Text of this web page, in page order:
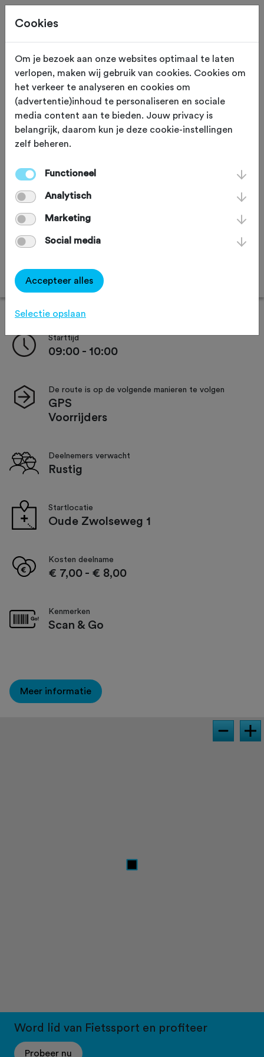
ZONDAG 20 SEP Hoge Hexel (Overijssel)
De boktocht
Afstand: 45 km
Online inschrijven
Starttijd
09:00 - 10:00
De route is op de volgende manieren te volgen
GPS
Voorrijders
Deelnemers verwacht
Rustig
Startlocatie
Oude Zwolseweg 1
Kosten deelname
€ 7,00 - € 8,00
Kenmerken
Scan & Go
Meer informatie
Word lid van Fietssport en profiteer
Probeer nu
Cookies
Om je bezoek aan onze websites optimaal te laten
verlopen, maken wij gebruik van cookies. Cookies om
het verkeer te analyseren en cookies om
(advertentie)inhoud te personaliseren en sociale
media content aan te bieden. Jouw privacy is
belangrijk, daarom kun je deze cookie-instellingen
zelf beheren.
Functioneel
Analytisch
Marketing
Social media
Accepteer alles
Selectie opslaan